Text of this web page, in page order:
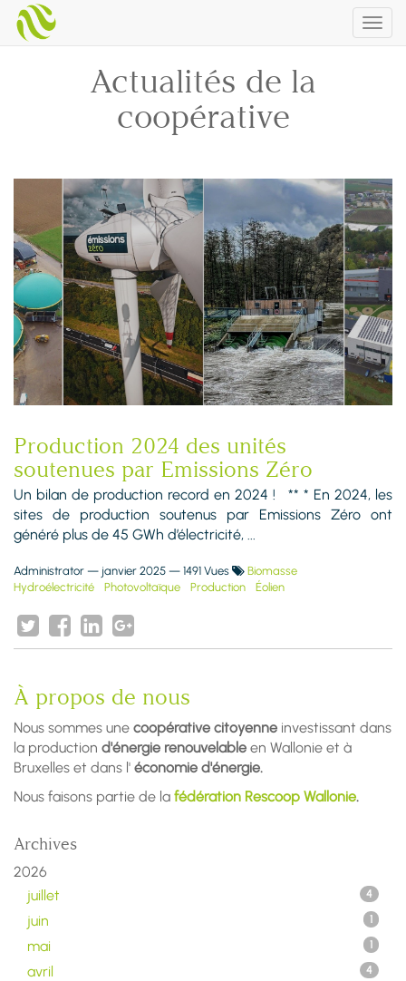
Actualités de la
coopérative
Production 2024 des unités
soutenues par Emissions Zéro
Un bilan de production record en 2024 ! ** * En 2024, les
sites de production soutenus par Emissions Zéro ont
généré plus de 45 GWh d’électricité, ...
Administrator — janvier 2025 — 1491 Vues
Biomasse
Hydroélectricité
Photovoltaïque Production Éolien
À propos de nous
Nous sommes une coopérative citoyenne investissant dans
la production d'énergie renouvelable en Wallonie et à
Bruxelles et dans l' économie d'énergie.
Nous faisons partie de la fédération Rescoop Wallonie.
Archives
2026
juillet
4
juin 1
mai 1
avril 4